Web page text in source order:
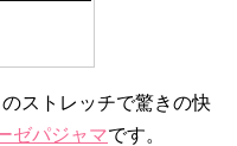
ストレッチで驚きの快
ゼパジャマです。